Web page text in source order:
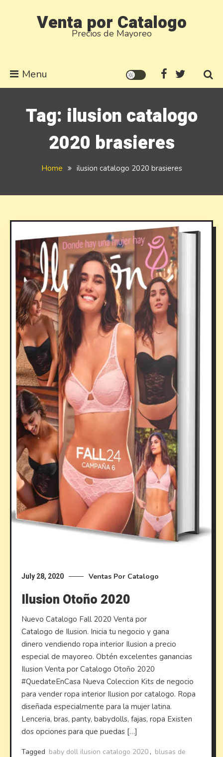
Venta por Catalogo
Precios de Mayoreo
Menu
Tag: ilusion catalogo
2020 brasieres
Home ilusion catalogo 2020 brasieres
July 28, 2020 Ventas Por Catalogo
Ilusion Otoño 2020
Nuevo Catalogo Fall 2020 Venta por
Catalogo de Ilusion. Inicia tu negocio y gana
dinero vendiendo ropa interior Ilusion a precio
especial de mayoreo. Obtén excelentes ganancias
Ilusion Venta por Catalogo Otoño 2020
#QuedateEnCasa Nueva Coleccion Kits de negocio
para vender ropa interior Ilusion por catalogo. Ropa
diseñada especialmente para la mujer latina.
Lenceria, bras, panty, babydolls, fajas, ropa Existen
dos opciones para que puedas […]
Tagged baby doll ilusion catalogo 2020 , blusas de